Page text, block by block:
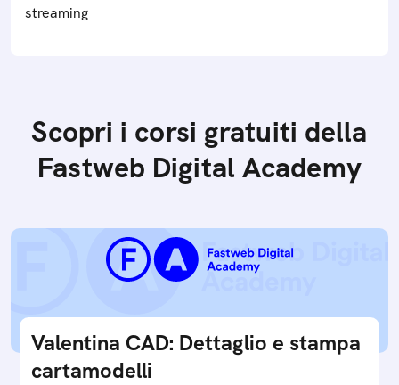
streaming
Scopri i corsi gratuiti della
Fastweb Digital Academy
Valentina CAD: Dettaglio e stampa
cartamodelli